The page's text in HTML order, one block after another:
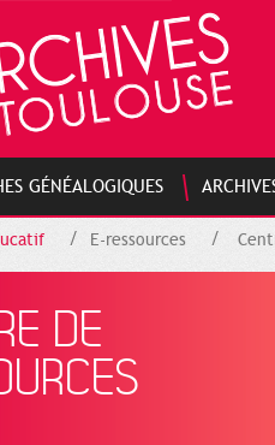
GÉNÉALOGIQUES
E-ressources
DE